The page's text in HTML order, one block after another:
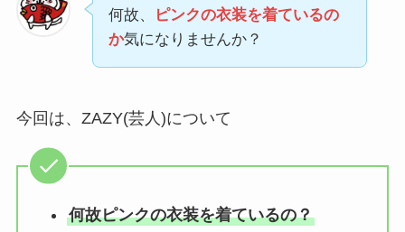
何故、
ピンクの衣装を着ているの
か気になりませんか？
今回は、ZAZY(芸人)について
何故ピンクの衣装を着ているの？